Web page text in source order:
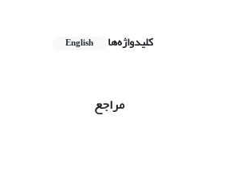
کلیدواژه‌ها English
مراجع